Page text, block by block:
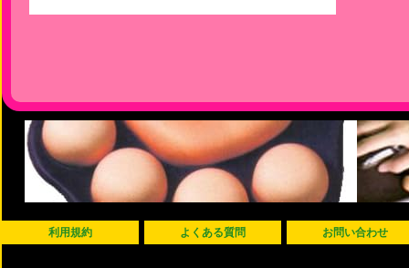
利用規約 よくある質問 お問い合わせ